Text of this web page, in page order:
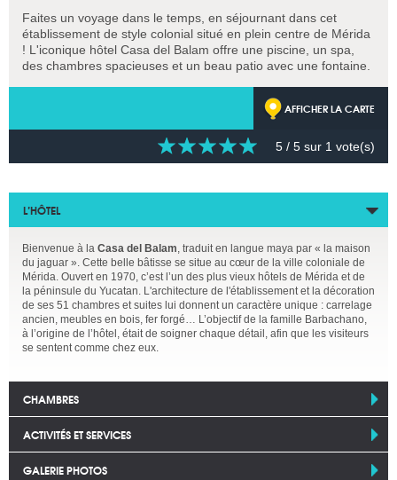
Faites un voyage dans le temps, en séjournant dans cet
établissement de style colonial situé en plein centre de Mérida
! L'iconique hôtel Casa del Balam offre une piscine, un spa,
des chambres spacieuses et un beau patio avec une fontaine.
AFFICHER LA CARTE
5 / 5 sur 1 vote(s)
L’HÔTEL
Bienvenue à la Casa del Balam, traduit en langue maya par « la maison
du jaguar ». Cette belle bâtisse se situe au cœur de la ville coloniale de
Mérida. Ouvert en 1970, c’est l’un des plus vieux hôtels de Mérida et de
la péninsule du Yucatan. L'architecture de l'établissement et la décoration
de ses 51 chambres et suites lui donnent un caractère unique : carrelage
ancien, meubles en bois, fer forgé… L’objectif de la famille Barbachano,
à l’origine de l’hôtel, était de soigner chaque détail, afin que les visiteurs
se sentent comme chez eux.
CHAMBRES
ACTIVITÉS ET SERVICES
GALERIE PHOTOS